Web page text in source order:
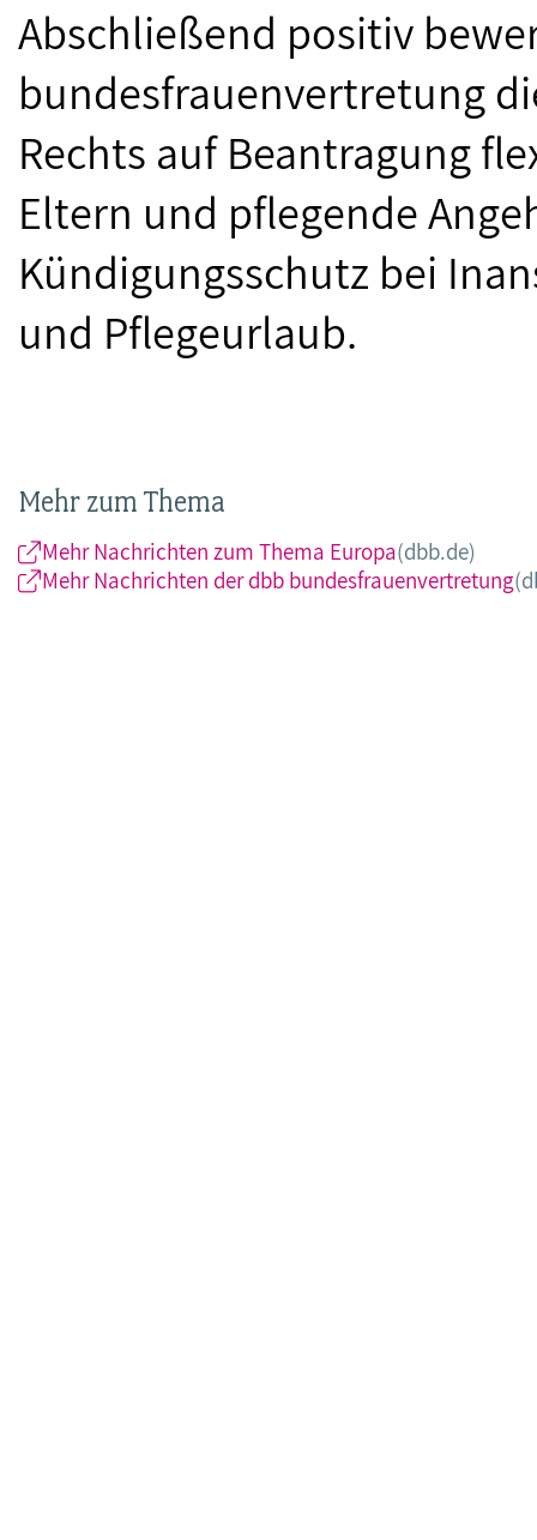
Abschließend positiv
bundesfrauenvertretung
Rechts auf Beantragung
Eltern und pflegende
Kündigungsschutz bei
und Pflegeurlaub.
Mehr zum Thema
Mehr Nachrichten zum Thema Europa(dbb.de)
Mehr Nachrichten der dbb bundesfrauenvertretung